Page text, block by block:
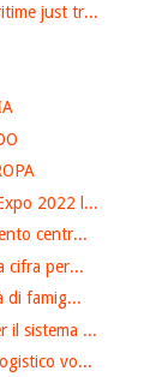
just tr...
2022 l...
centr...
cifra per...
di famig...
il sistema ...
vo...